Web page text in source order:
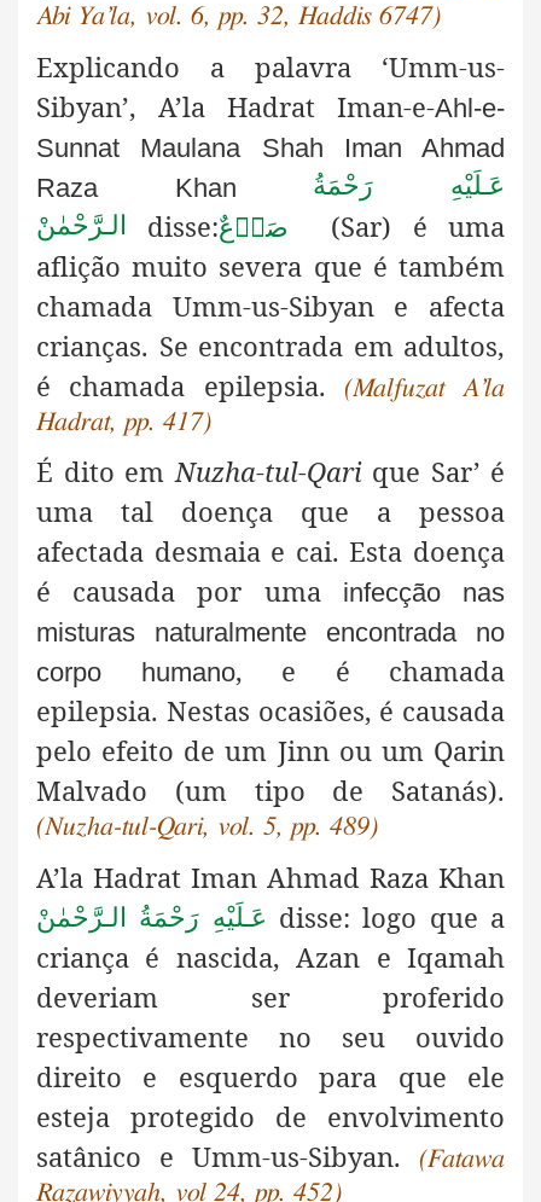
Abi Ya’la, vol. 6, pp. 32, Haddis 6747)
Explicando a palavra ‘Umm-us-
Sibyan’, A’la Hadrat Iman-e-Ahl-e-
Sunnat Maulana Shah Iman Ahmad
Raza Khan عَـلَيْهِ رَحْمَةُ
الـرَّحْمٰنْ
disse:صَرۡعٌ
(Sar) é uma
aflição muito severa que é também
chamada Umm-us-Sibyan e afecta
crianças. Se encontrada em adultos,
é chamada epilepsia.
(Malfuzat A’la
Hadrat, pp. 417)
É dito emNuzha-tul-Qarique Sar’ é
uma tal doença que a pessoa
afectada desmaia e cai. Esta doença
é causada por uma
infecção nas
misturas naturalmente encontrada no
corpo humano, e é chamada
epilepsia. Nestas ocasiões, é causada
pelo efeito de um Jinn ou um Qarin
Malvado (um tipo de Satanás).
(Nuzha-tul-Qari, vol. 5, pp. 489)
A’la Hadrat Iman Ahmad Raza Khan
عَـلَيْهِ رَحْمَةُ الـرَّحْمٰنْ disse: logo que a
criança é nascida, Azan e Iqamah
deveriam ser proferido
respectivamente no seu ouvido
direito e esquerdo para que ele
esteja protegido de envolvimento
satânico e Umm-us-Sibyan.
(Fatawa
Razawiyyah, vol 24, pp. 452)